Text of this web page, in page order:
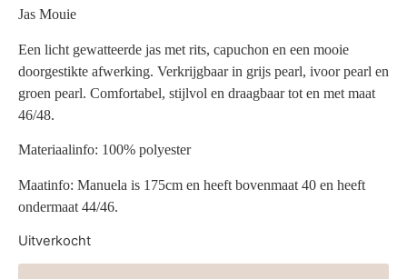
Jas Mouie
Een licht gewatteerde jas met rits, capuchon en een mooie
doorgestikte afwerking. Verkrijgbaar in grijs pearl, ivoor pearl en
groen pearl. Comfortabel, stijlvol en draagbaar tot en met maat
46/48.
Materiaalinfo: 100% polyester
Maatinfo: Manuela is 175cm en heeft bovenmaat 40 en heeft
ondermaat 44/46.
Uitverkocht